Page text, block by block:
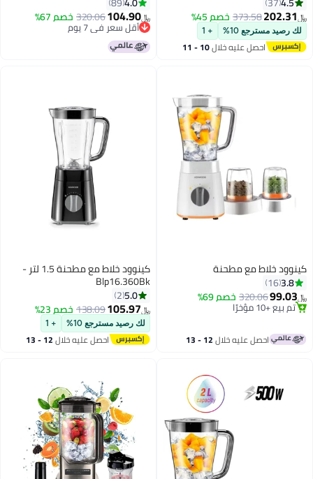
373.58خصم 45%
مسترجع 10% + 1
احصل عليه خلال 10 - 11
W BLP15.150WH أبيض
104.90
320.06خصم 67%
أقل سعر في 7 يوم
أقل سعر في 7 يوم
خلاط مع مطحنة
16
320.06خصم 69%
+10 مؤخرًا
+10 مؤخرًا
احصل عليه خلال 12 - 13
كينوود خلاط مع مطحنة 1.5 لتر -
Blp16.360Bk
5.0
2
105.97
138.09خصم 23%
لك رصيد مسترجع 10% + 1
احصل عليه خلال 12 - 13